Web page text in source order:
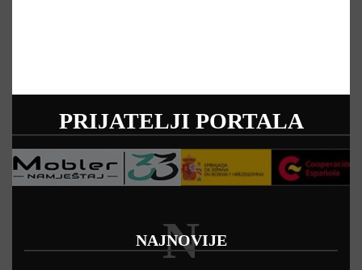
PRIJATELJI PORTALA
NAJNOVIJE
N